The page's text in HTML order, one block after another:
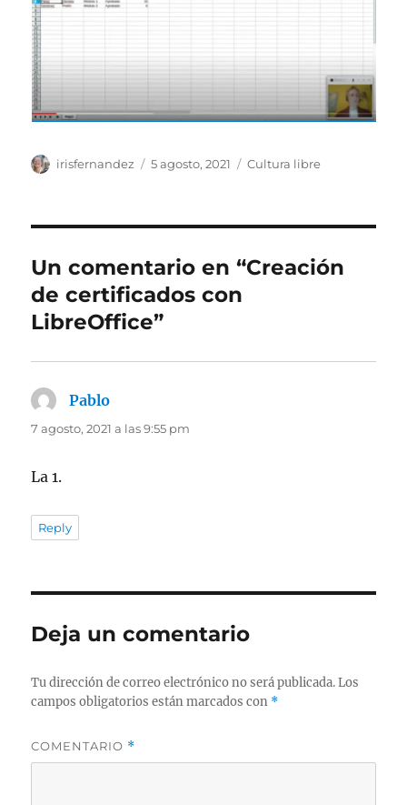
Autor
irisfernandez
Publicado
5 agosto, 2021 Categorías
Cultura libre
Un comentario en “Creación
de certificados con
LibreOffice”
Pablo
7 agosto, 2021 a las 9:55 pm
La 1.
Reply
Deja un comentario
Tu dirección de correo electrónico no será publicada. Los
campos obligatorios están marcados con *
COMENTARIO *